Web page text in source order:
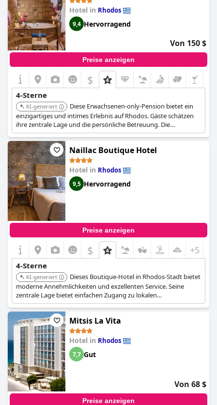
Only)
Hotel in Rhodos
9,4 Hervorragend
Von 150 $
Preise anzeigen
$
4-Sterne
KI-generiert
Diese Erwachsenen-only-Pension bietet ein
einzigartiges und intimes Erlebnis auf Rhodos. Gäste schätzen
ihre zentrale Lage und die persönliche Betreuung. Die
charmante Atmosphäre und die komfortablen Unterkünfte der
Pension machen sie zu einer beliebten Wahl für Paare.
Naillac Boutique Hotel
Hotel in Rhodos
9,5 Hervorragend
Preise anzeigen
$ +5
4-Sterne
KI-generiert
Dieses Boutique-Hotel in Rhodos-Stadt bietet
moderne Annehmlichkeiten und exzellenten Service. Seine
zentrale Lage bietet einfachen Zugang zu lokalen
Sehenswürdigkeiten und gastronomischen Einrichtungen. Das
stilvolle Design und die komfortablen Unterkünfte des Hotels
sorgen für einen angenehmen Aufenthalt.
Mitsis La Vita
Hotel in Rhodos
7,7 Gut
Von 68 $
Preise anzeigen